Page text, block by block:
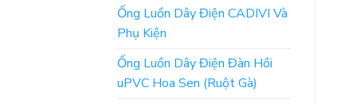
Ống Luồn Dây Điện CADIVI Và
Phụ Kiện
Ống Luồn Dây Điện Đàn Hồi
uPVC Hoa Sen (Ruột Gà)